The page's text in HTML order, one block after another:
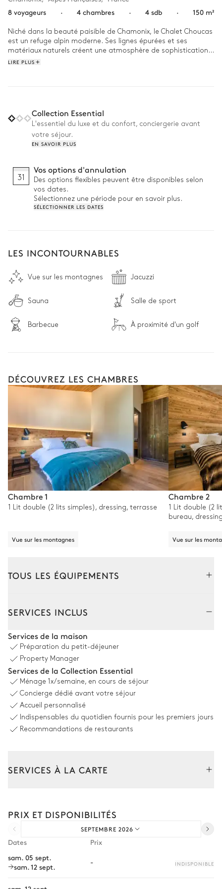
8 voyageurs
· 4 chambres · 4 sdb · 150 m²
Niché dans la beauté paisible de Chamonix, le Chalet Choucas
est un refuge alpin moderne. Ses lignes épurées et ses
matériaux naturels créent une atmosphère de sophistication
tranquille, encadrée par une vue spectaculaire sur le massif du
bois, tandis que de grandes fenêtres inondent l'espace de
lumière et offrent une vue imprenable sur les montagnes.
Après une journée en plein air, détendez-vous dans l'espace
bien-être ou sortez sur la terrasse pour un plongeon dans le
Pourquoi on l'aime :
• Grande terrasse avec jacuzzi : profitez d'une vue imprenable
tout en vous relaxant
• Espace bien-être : salle de fitness et sauna pour vous
LIRE PLUS
Collection Essential
L'essentiel du luxe et du confort, conciergerie avant
votre séjour.
EN SAVOIR PLUS
31
Vos options d'annulation
Des options flexibles peuvent être disponibles selon
vos dates.
Sélectionnez une période pour en savoir plus.
SÉLECTIONNER LES DATES
LES INCONTOURNABLES
Vue sur les montagnes Jacuzzi
Sauna Salle de sport
Barbecue À proximité d'un golf
DÉCOUVREZ LES CHAMBRES
Chambre 1
1 Lit double (2 lits simples), dressing, terrasse
Vue sur les montagnes
Chambre 2
1 Lit double (2
bureau,
Vue sur les
TOUS LES ÉQUIPEMENTS
Bibliothèque
TV
2 Canapés
Salle à manger
10 places
Grille pain
SERVICES INCLUS
Services de la maison
Préparation du petit-déjeuner
Property Manager
Services de la Collection Essential
Ménage 1x/semaine, en cours de séjour
Concierge dédié avant votre séjour
Accueil personnalisé
Indispensables du quotidien fournis pour les premiers jours
Recommandations de restaurants
SERVICES À LA CARTE
Transfert à l'arrivée et au départ
Courses livrées avant l'arrivée
Chef à domicile
PRIX ET DISPONIBILITÉS
SEPTEMBRE 2026
Dates
Prix
sam. 05 sept.
sam. 12 sept.
- INDISPONIBLE